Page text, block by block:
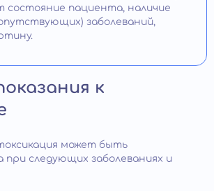
состояние пациента, наличие
заболеваний,
к
может быть
при следующих заболеваниях и